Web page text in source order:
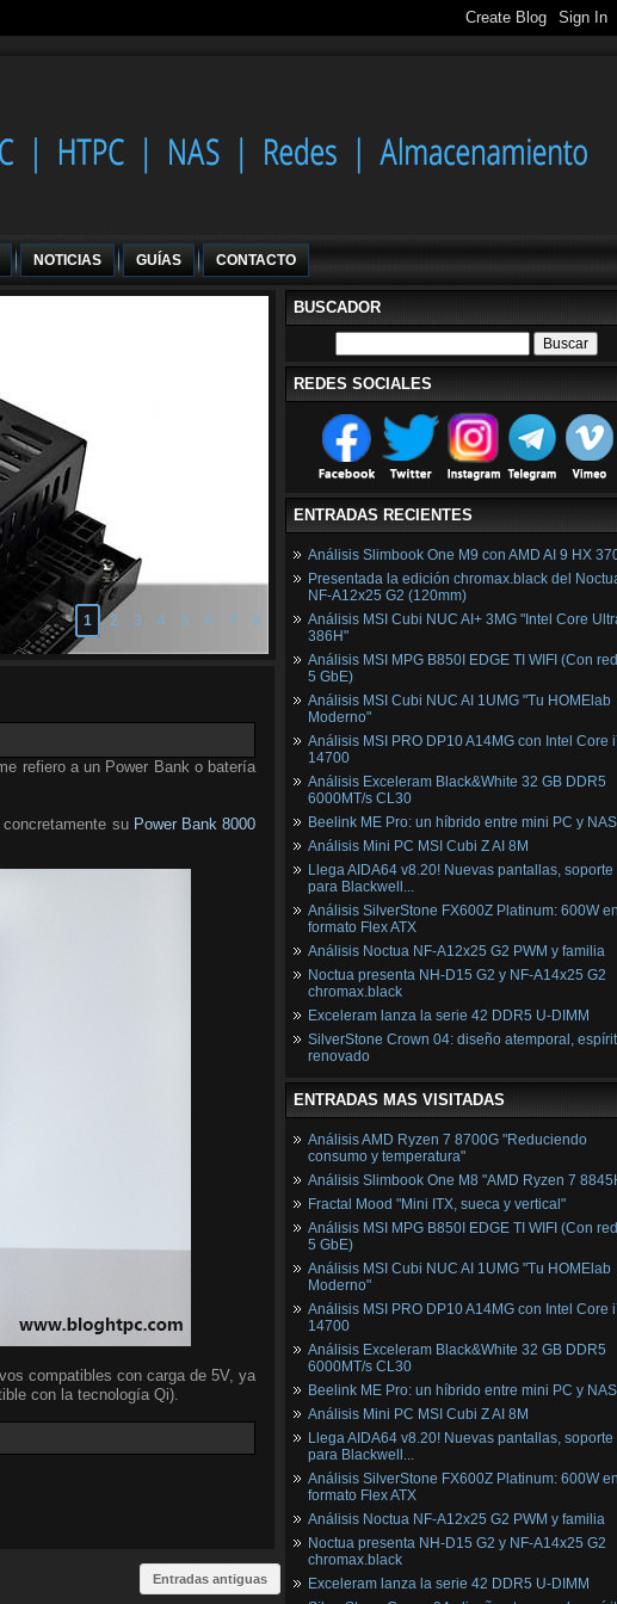
NOTICIAS GUÍAS CONTACTO
1 2 3 4 5 6 7 8
refiero a un Power Bank o batería
su Power Bank 8000
compatibles con carga de 5V, ya
con la tecnología Qi).
Entradas antiguas
BUSCADOR
REDES SOCIALES
ENTRADAS RECIENTES
Análisis Slimbook One M9 con AMD AI 9 HX
Presentada la edición chromax.black del
NF‑A12x25 G2 (120mm)
Análisis MSI Cubi NUC AI+ 3MG "Intel Core
386H"
Análisis MSI MPG B850I EDGE TI WIFI (Con
5 GbE)
Análisis MSI Cubi NUC AI 1UMG "Tu HOMElab
Moderno"
Análisis MSI PRO DP10 A14MG con Intel Core
14700
Análisis Exceleram Black&White 32 GB DDR5
6000MT/s CL30
Beelink ME Pro: un híbrido entre mini PC y NAS
Análisis Mini PC MSI Cubi Z AI 8M
Llega AIDA64 v8.20! Nuevas pantallas, soporte
para Blackwell...
Análisis SilverStone FX600Z Platinum: 600W
formato Flex ATX
Análisis Noctua NF-A12x25 G2 PWM y familia
Noctua presenta NH-D15 G2 y NF-A14x25 G2
chromax.black
Exceleram lanza la serie 42 DDR5 U-DIMM
SilverStone Crown 04: diseño atemporal,
renovado
ENTRADAS MAS VISITADAS
Análisis AMD Ryzen 7 8700G "Reduciendo
consumo y temperatura"
Análisis Slimbook One M8 "AMD Ryzen 7
Fractal Mood "Mini ITX, sueca y vertical"
Análisis MSI MPG B850I EDGE TI WIFI (Con
5 GbE)
Análisis MSI Cubi NUC AI 1UMG "Tu HOMElab
Moderno"
Análisis MSI PRO DP10 A14MG con Intel Core
14700
Análisis Exceleram Black&White 32 GB DDR5
6000MT/s CL30
Beelink ME Pro: un híbrido entre mini PC y NAS
Análisis Mini PC MSI Cubi Z AI 8M
Llega AIDA64 v8.20! Nuevas pantallas, soporte
para Blackwell...
Análisis SilverStone FX600Z Platinum: 600W
formato Flex ATX
Análisis Noctua NF-A12x25 G2 PWM y familia
Noctua presenta NH-D15 G2 y NF-A14x25 G2
chromax.black
Exceleram lanza la serie 42 DDR5 U-DIMM